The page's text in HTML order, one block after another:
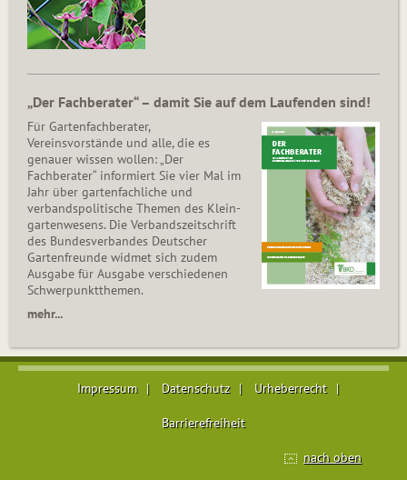
„Der Fachberater“ – damit Sie auf dem Laufenden sind!
Für Gartenfachberater,
Vereinsvorstände und alle, die es
genauer wissen wollen: „Der
Fachberater“ informiert Sie vier Mal im
Jahr über gartenfachliche und
verbandspolitische Themen des Klein­
gar­ten­wesens. Die Ver­bands­zeit­schrift
des Bun­des­ver­ban­des Deutscher
Gartenfreunde widmet sich zudem
Ausgabe für Ausgabe verschiedenen
Schwer­punkt­the­men.
mehr...
Impressum Datenschutz Urheberrecht
Barrierefreiheit
nach oben